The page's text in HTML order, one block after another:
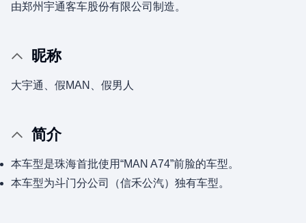
由郑州宇通客车股份有限公司制造。
昵称
大宇通、假MAN、假男人
简介
本车型是珠海首批使用“MAN A74”前脸的车型。
本车型为斗门分公司（信禾公汽）独有车型。